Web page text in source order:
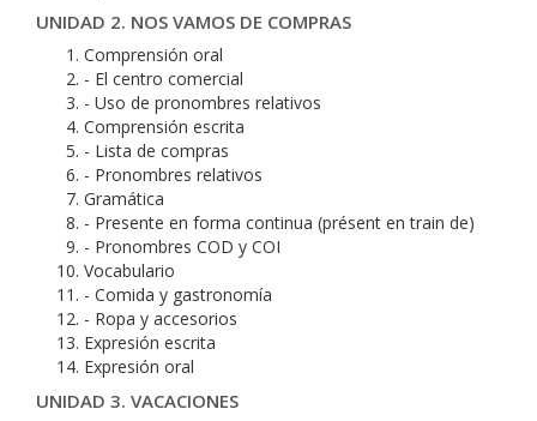
UNIDAD 2. NOS VAMOS DE COMPRAS
Comprensión oral
- El centro comercial
- Uso de pronombres relativos
Comprensión escrita
- Lista de compras
- Pronombres relativos
Gramática
- Presente en forma continua (présent en train de)
- Pronombres COD y COI
Vocabulario
- Comida y gastronomía
- Ropa y accesorios
Expresión escrita
Expresión oral
UNIDAD 3. VACACIONES